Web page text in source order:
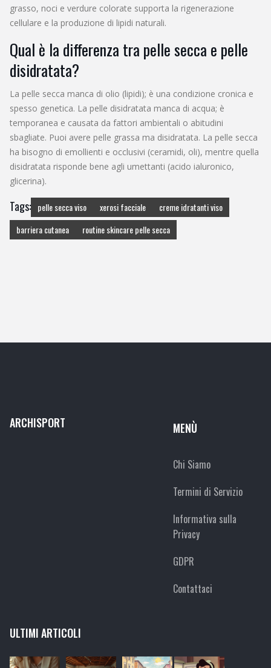
grasso, noci e verdure colorate supporta la rigenerazione
cellulare e la produzione di lipidi naturali.
Qual è la differenza tra pelle secca e pelle
disidratata?
La pelle secca manca di olio (lipidi); è una condizione cronica e
spesso genetica. La pelle disidratata manca di acqua; è
temporanea e causata da fattori ambientali o abitudini
sbagliate. Puoi avere pelle grassa ma disidratata. La pelle secca
ha bisogno di emollienti e occlusivi (ceramidi, oli), mentre quella
disidratata risponde bene agli umettanti (acido ialuronico,
glicerina).
Tags: pelle secca viso xerosi facciale
creme idratanti viso
barriera cutanea
routine skincare pelle secca
ARCHISPORT MENÙ
Chi Siamo
Termini di Servizio
Informativa sulla
Privacy
GDPR
Contattaci
ULTIMI ARTICOLI